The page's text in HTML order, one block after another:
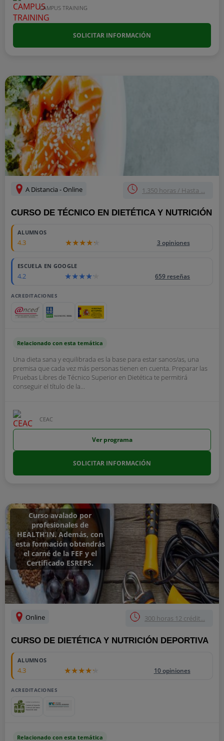
CAMPUS TRAINING
SOLICITAR INFORMACIÓN
A Distancia - Online 1.350 horas / Hasta ...
CURSO DE TÉCNICO EN DIETÉTICA Y NUTRICIÓN
ALUMNOS
4.3 3 opiniones
ESCUELA EN GOOGLE
4.2 659 reseñas
ACREDITACIONES
Relacionado con esta temática
Una dieta sana y equilibrada es la base para estar sanos/as, una
premisa que cada vez más personas tienen en cuenta. Preparar las
Pruebas Libres de Técnico Superior en Dietética te permitirá
conseguir el título de la...
CEAC
Ver programa
SOLICITAR INFORMACIÓN
Curso avalado por
profesionales de
HEALTH’IN. Además, con
esta formación obtendrás
el carné de la FEF y el
Certificado ESREPS.
Online 300 horas 12 crédit...
CURSO DE DIETÉTICA Y NUTRICIÓN DEPORTIVA
ALUMNOS
4.3 10 opiniones
ACREDITACIONES
Relacionado con esta temática